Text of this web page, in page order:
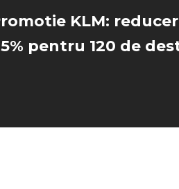
KLM:
pentru 120 de